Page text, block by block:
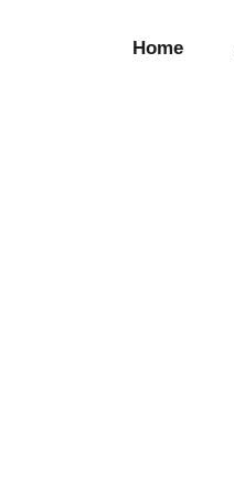
Home